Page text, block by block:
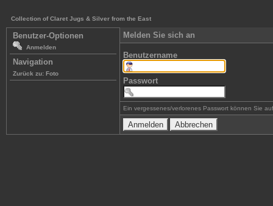
Collection of Claret Jugs & Silver from the East
Benutzer-Optionen
Anmelden
Navigation
Zurück zu: Foto
Melden Sie sich an
Benutzername
Passwort
Ein vergessenes/verlorenes Passwort können Sie